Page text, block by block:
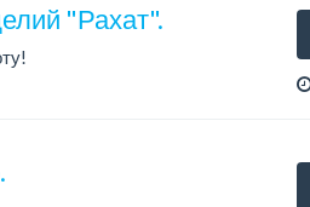
"Рахат".